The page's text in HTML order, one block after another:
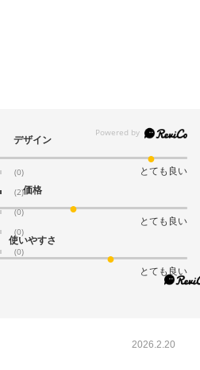
(0)
(2)
(0)
(0)
(0)
デザイン
とても良い
価格
とても良い
使いやすさ
とても良い
2026.2.20